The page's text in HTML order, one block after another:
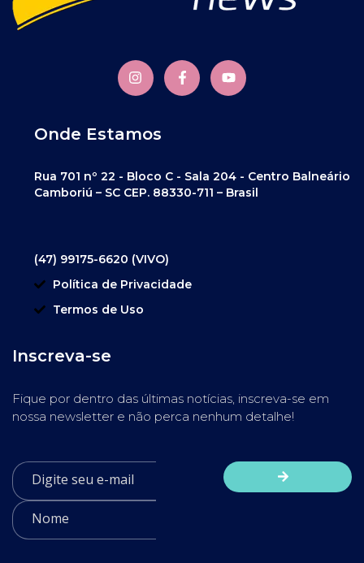
Onde Estamos
Rua 701 nº 22 - Bloco C - Sala 204 - Centro Balneário
Camboriú – SC CEP. 88330-711 – Brasil
(47) 99175-6620 (VIVO)
Política de Privacidade
Termos de Uso
Inscreva-se
Fique por dentro das últimas notícias, inscreva-se em
nossa newsletter e não perca nenhum detalhe!